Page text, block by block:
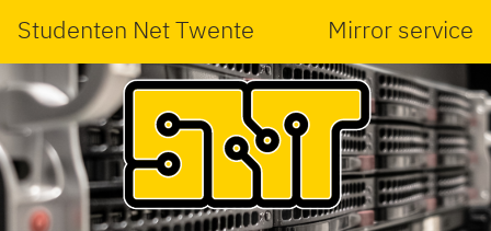
Studenten Net Twente Mirror service